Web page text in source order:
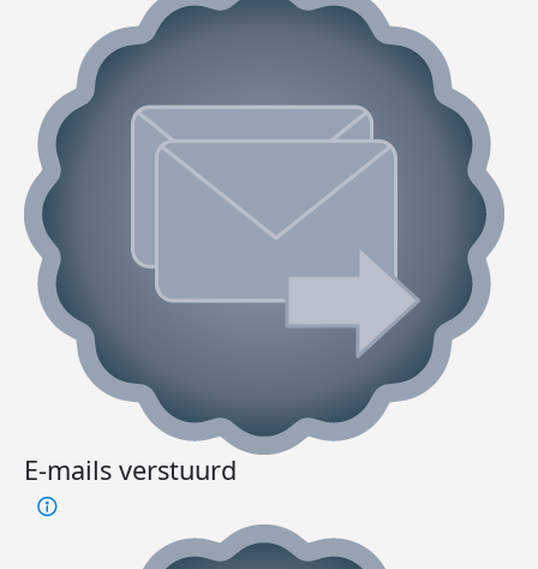
E-mails verstuurd